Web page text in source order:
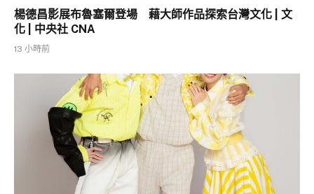
楊德昌影展布魯塞爾登場 藉大師作品探索台灣文化 | 文
化 | 中央社 CNA
13 小時前